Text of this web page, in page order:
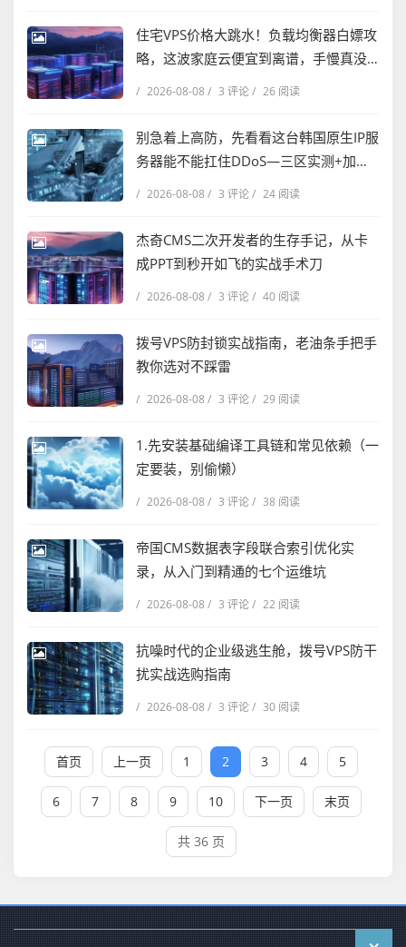
住宅VPS价格大跳水！负载均衡器白嫖攻
略，这波家庭云便宜到离谱，手慢真没
/ 2026-08-08 / 3 评论/ 26 阅读
别急着上高防，先看看这台韩国原生IP服
务器能不能扛住DDoS—三区实测+加固
/ 2026-08-08 / 3 评论/ 24 阅读
杰奇CMS二次开发者的生存手记，从卡
成PPT到秒开如飞的实战手术刀
/ 2026-08-08 / 3 评论/ 40 阅读
拨号VPS防封锁实战指南，老油条手把手
教你选对不踩雷
/ 2026-08-08 / 3 评论/ 29 阅读
1.先安装基础编译工具链和常见依赖（一
定要装，别偷懒）
/ 2026-08-08 / 3 评论/ 38 阅读
帝国CMS数据表字段联合索引优化实
录，从入门到精通的七个运维坑
/ 2026-08-08 / 3 评论/ 22 阅读
抗噪时代的企业级逃生舱，拨号VPS防干
扰实战选购指南
/ 2026-08-08 / 3 评论/ 30 阅读
首页 上一页 1 2 3 4 5
6 7 8 9 10 下一页 末页
共 36 页